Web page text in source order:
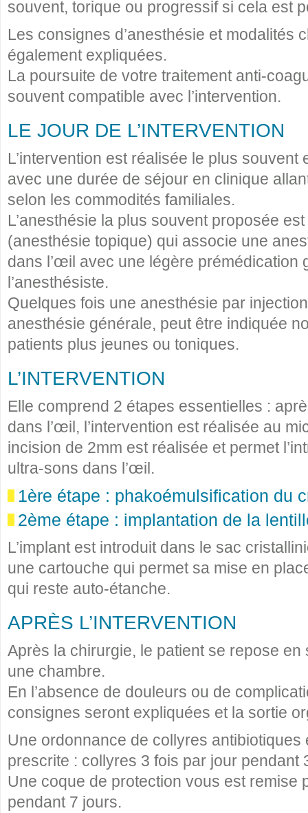
souvent, torique ou progressif si cela est
Les consignes d’anesthésie et modalités
également expliquées.
La poursuite de votre traitement anti-
souvent compatible avec l’intervention.
LE JOUR DE L’INTERVENTION
L’intervention est réalisée le plus
avec une durée de séjour en clinique
selon les commodités familiales.
L’anesthésie la plus souvent proposée
(anesthésie topique) qui associe une
dans l’œil avec une légère prémédication
l’anesthésiste.
Quelques fois une anesthésie par
anesthésie générale, peut être indiquée
patients plus jeunes ou toniques.
L’INTERVENTION
Elle comprend 2 étapes essentielles :
dans l’œil, l’intervention est réalisée au
incision de 2mm est réalisée et permet
ultra-sons dans l’œil.
1ère étape : phakoémulsification du
2ème étape : implantation de la
L’implant est introduit dans le sac
une cartouche qui permet sa mise en
qui reste auto-étanche.
APRÈS L’INTERVENTION
Après la chirurgie, le patient se repose
une chambre.
En l’absence de douleurs ou de
consignes seront expliquées et la sortie
Une ordonnance de collyres antibiotiques
prescrite : collyres 3 fois par jour pendant
Une coque de protection vous est remise
pendant 7 jours.